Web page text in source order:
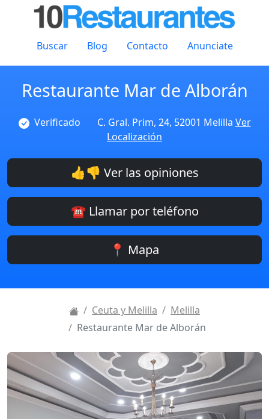
Buscar Blog Contacto Anunciate
Restaurante Mar de Alborán
Verificado C. Gral. Prim, 24, 52001 Melilla Ver
Localización
👍👎 Ver las opiniones
☎️ Llamar por teléfono
📍 Mapa
Ceuta y Melilla
Melilla
Restaurante Mar de Alborán